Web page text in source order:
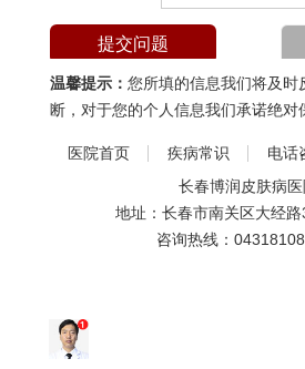
温馨提示： 您所填的信息我们将及时
断，对于您的个人信息我们承诺绝对
医院首页 疾病常识 电话
长春博润皮肤病医
地址：长春市南关区大经
咨询热线：